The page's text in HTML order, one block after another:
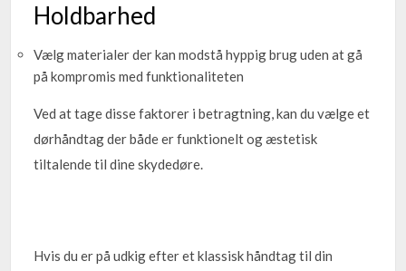
Holdbarhed
Vælg materialer der kan modstå hyppig brug uden at gå
på kompromis med funktionaliteten
Ved at tage disse faktorer i betragtning, kan du vælge et
dørhåndtag der både er funktionelt og æstetisk
tiltalende til dine skydedøre.
Hvis du er på udkig efter et klassisk håndtag til din